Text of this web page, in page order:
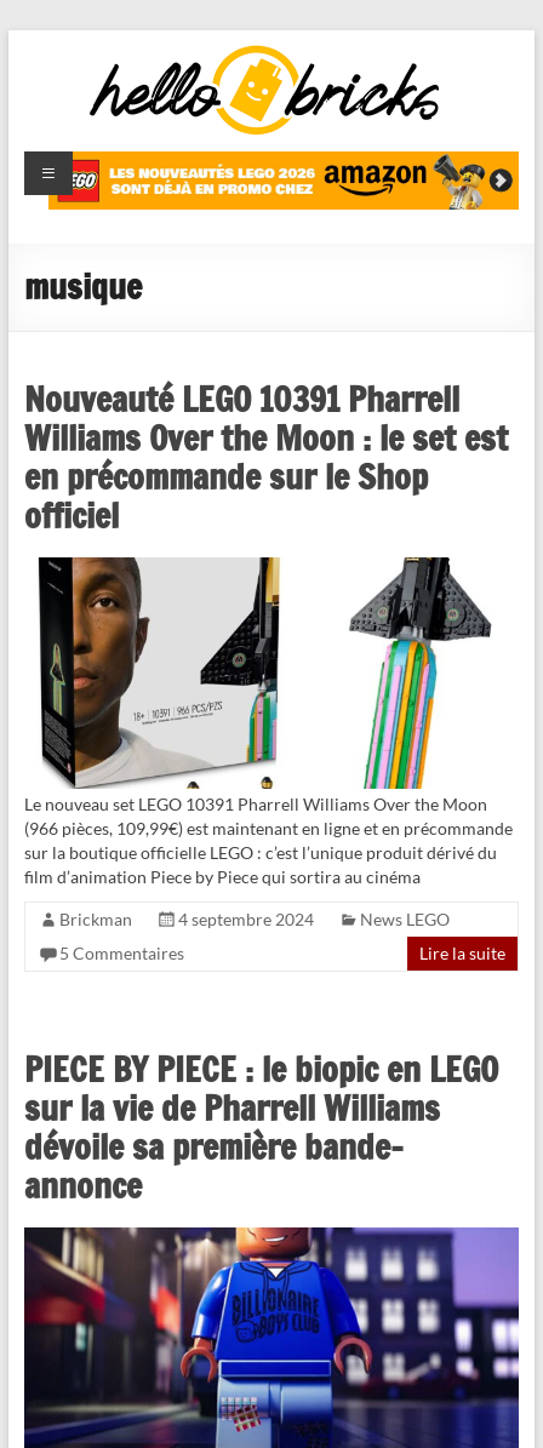
HelloBricks
Blog LEGO,
nouveaut�s
reviews
musique
Nouveauté LEGO 10391 Pharrell
Williams Over the Moon : le set est
en précommande sur le Shop
officiel
Le nouveau set LEGO 10391 Pharrell Williams Over the Moon
(966 pièces, 109,99€) est maintenant en ligne et en précommande
sur la boutique officielle LEGO : c’est l’unique produit dérivé du
film d’animation Piece by Piece qui sortira au cinéma
Brickman 4 septembre 2024
News LEGO
5 Commentaires
Lire la suite
PIECE BY PIECE : le biopic en LEGO
sur la vie de Pharrell Williams
dévoile sa première bande-
annonce